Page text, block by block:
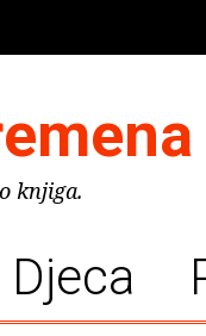
knjiga.
Djeca